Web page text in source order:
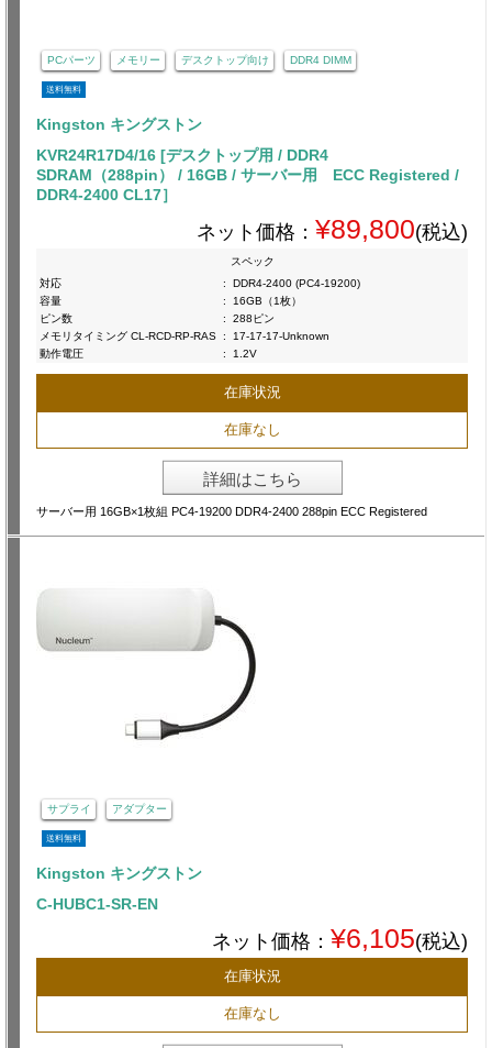
PCパーツ メモリー デスクトップ向け DDR4 DIMM
送料無料
Kingston キングストン
KVR24R17D4/16 [デスクトップ用 / DDR4
SDRAM（288pin） / 16GB / サーバー用 ECC Registered /
DDR4-2400 CL17］
ネット価格： ¥89,800(税込)
スペック
対応
:
DDR4-2400 (PC4-19200)
容量
:
16GB（1枚）
ピン数
:
288ピン
メモリタイミング CL-RCD-RP-RAS :
17-17-17-Unknown
動作電圧
: 1.2V
在庫状況
在庫なし
詳細はこちら
サーバー用 16GB×1枚組 PC4-19200 DDR4-2400 288pin ECC Registered
サプライ アダプター
送料無料
Kingston キングストン
C-HUBC1-SR-EN
ネット価格： ¥6,105(税込)
在庫状況
在庫なし